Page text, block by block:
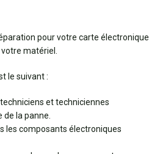
pour votre carte électronique
matériel.
le suivant :
et techniciennes
la panne.
les composants électroniques